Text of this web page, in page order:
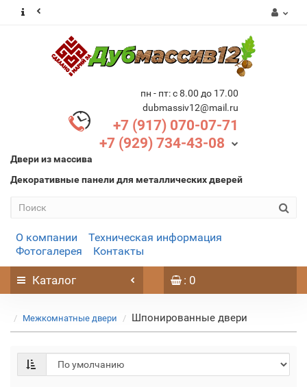
пн - пт: с 8.00 до 17.00
dubmassiv12@mail.ru
+7 (917) 070-07-71
+7 (929) 734-43-08
Двери из массива
Декоративные панели для металлических дверей
О компании
Техническая информация
Фотогалерея
Контакты
Каталог : 0
Межкомнатные двери Шпонированные двери